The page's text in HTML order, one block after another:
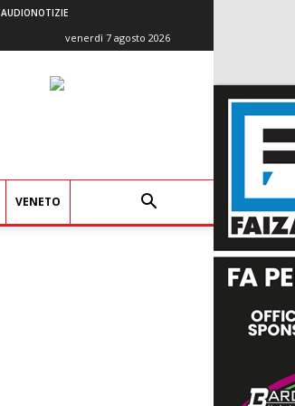
AUDIONOTIZIE
venerdì 7 agosto 2026
VENETO